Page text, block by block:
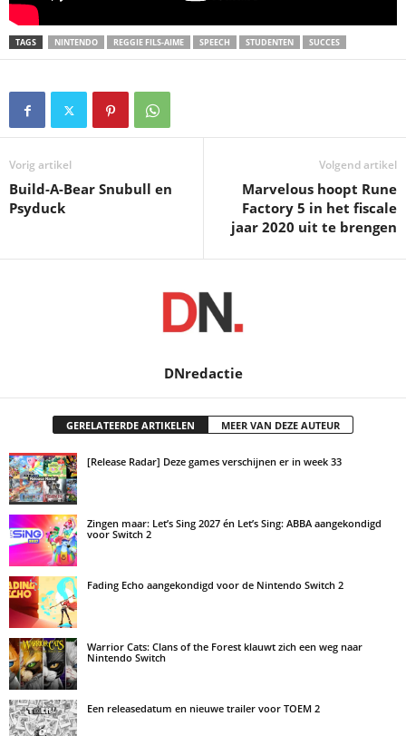
TAGS NINTENDO REGGIE FILS-AIME SPEECH STUDENTEN SUCCES
Vorig artikel
Build-A-Bear Snubull en
Psyduck
Volgend artikel
Marvelous hoopt Rune
Factory 5 in het fiscale
jaar 2020 uit te brengen
DNredactie
GERELATEERDE ARTIKELEN MEER VAN DEZE AUTEUR
[Release Radar] Deze games verschijnen er in week 33
Zingen maar: Let’s Sing 2027 én Let’s Sing: ABBA aangekondigd
voor Switch 2
Fading Echo aangekondigd voor de Nintendo Switch 2
Warrior Cats: Clans of the Forest klauwt zich een weg naar
Nintendo Switch
Een releasedatum en nieuwe trailer voor TOEM 2